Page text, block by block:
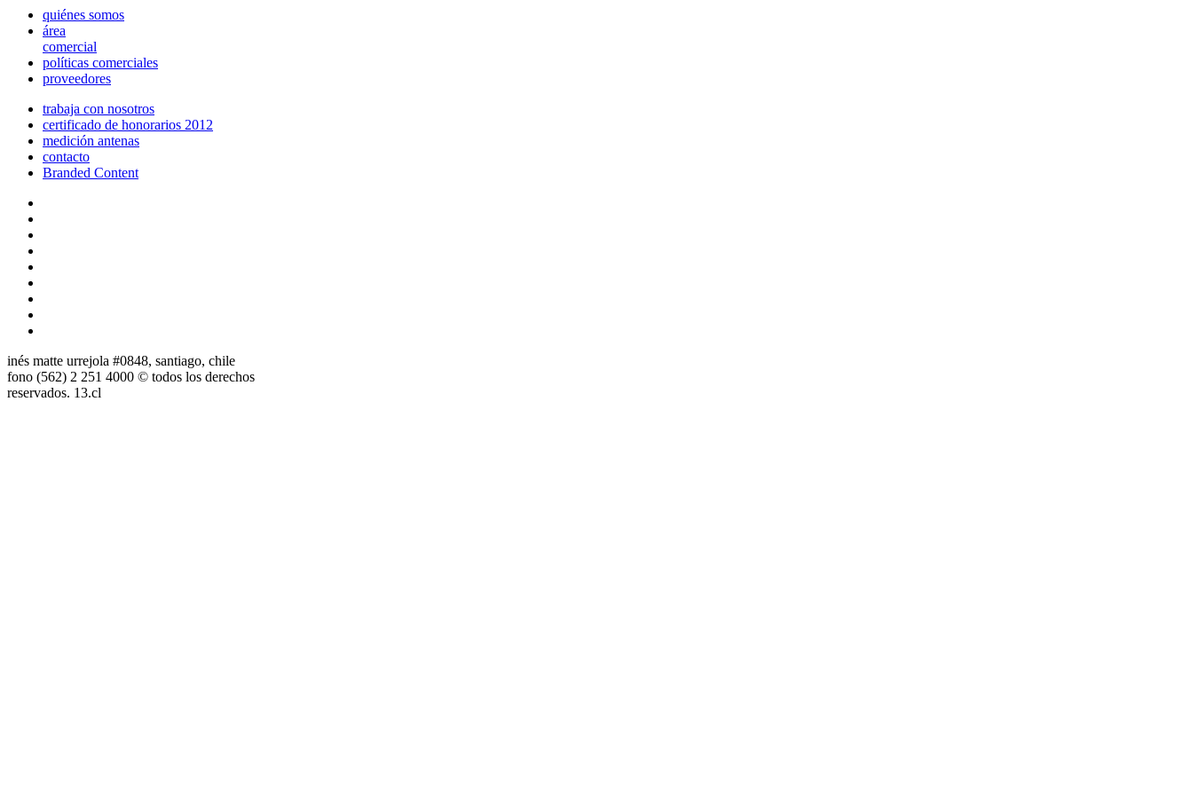
quiénes somos
área
comercial
políticas comerciales
proveedores
trabaja con nosotros
certificado de honorarios 2012
medición antenas
contacto
Branded Content
inés matte urrejola #0848, santiago, chile
fono (562) 2 251 4000 © todos los derechos
reservados. 13.cl